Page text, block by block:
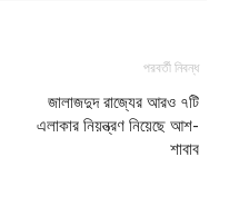
পরবর্তী নিবন্ধ
জালাজদুদ রাজ্যের আরও ৭টি
এলাকার নিয়ন্ত্রণ নিয়েছে আশ-
শাবাব